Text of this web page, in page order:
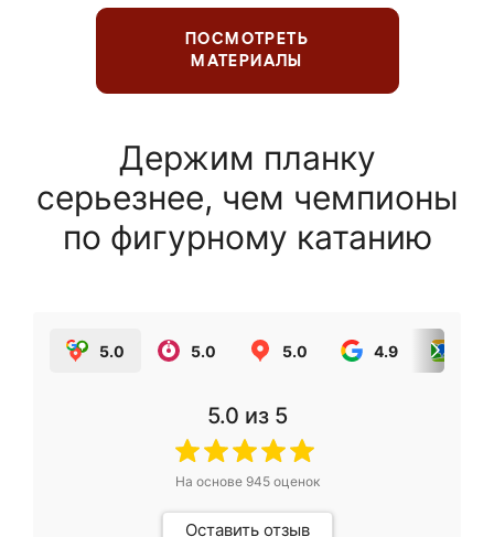
ПОСМОТРЕТЬ
МАТЕРИАЛЫ
Держим планку
серьезнее, чем чемпионы
по фигурному катанию
5.0 5.0 5.0 4.9
5.0 из 5
На основе 945оценок
Оставить отзыв